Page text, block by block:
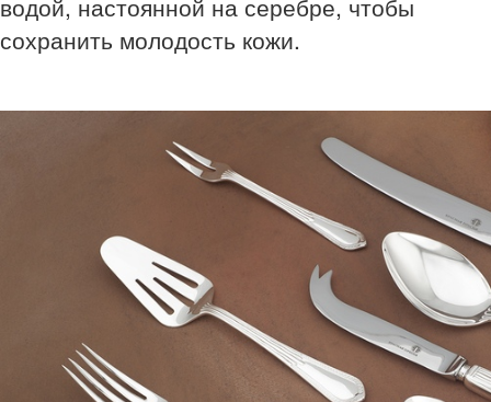
водой, настоянной на серебре, чтобы
сохранить молодость кожи.